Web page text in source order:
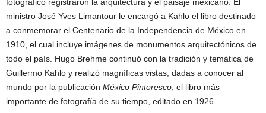
ministro José Yves Limantour le encargó a Kahlo el libro destinado
a conmemorar el Centenario de la Independencia de México en
1910, el cual incluye imágenes de monumentos arquitectónicos de
todo el país. Hugo Brehme continuó con la tradición y temática de
Guillermo Kahlo y realizó magníficas vistas, dadas a conocer al
mundo por la publicación México Pintoresco , el libro más
importante de fotografía de su tiempo, editado en 1926.